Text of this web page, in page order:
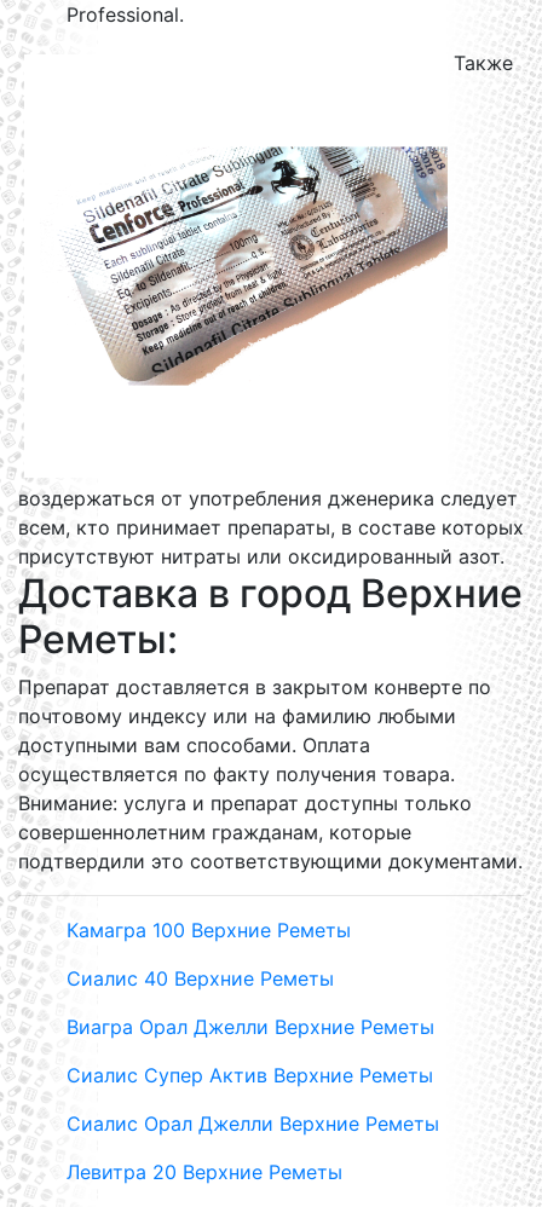
Professional.
Также
воздержаться от употребления дженерика следует
всем, кто принимает препараты, в составе которых
присутствуют нитраты или оксидированный азот.
Доставка в город Верхние
Реметы:
Препарат доставляется в закрытом конверте по
почтовому индексу или на фамилию любыми
доступными вам способами. Оплата
осуществляется по факту получения товара.
Внимание: услуга и препарат доступны только
совершеннолетним гражданам, которые
подтвердили это соответствующими документами.
Камагра 100 Верхние Реметы
Сиалис 40 Верхние Реметы
Виагра Орал Джелли Верхние Реметы
Сиалис Супер Актив Верхние Реметы
Сиалис Орал Джелли Верхние Реметы
Левитра 20 Верхние Реметы